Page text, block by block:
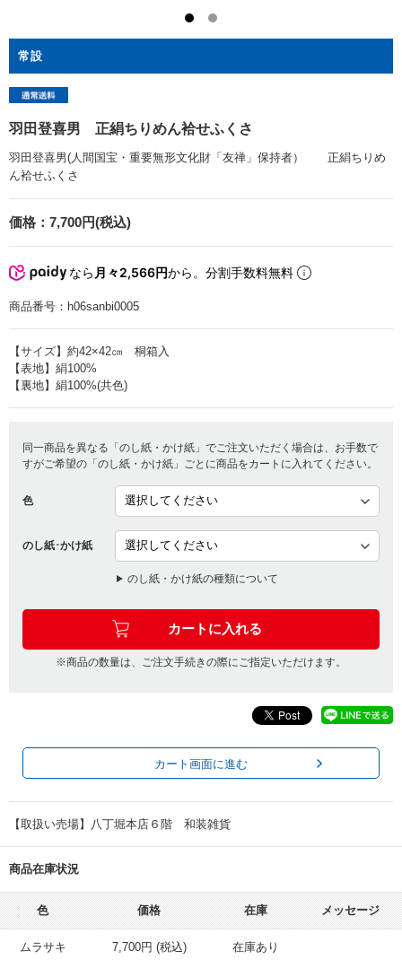
常設
羽田登喜男 正絹ちりめん袷せふくさ
羽田登喜男(人間国宝・重要無形文化財「友禅」保持者） 正絹ちりめ
ん袷せふくさ
価格： 7,700円(税込)
なら 月々2,566円から。分割手数料無料
商品番号： h06sanbi0005
【サイズ】約42×42㎝ 桐箱入
【表地】絹100%
【裏地】絹100%(共色)
同一商品を異なる「のし紙・かけ紙」でご注文いただく場合は、お手数で
すがご希望の「のし紙・かけ紙」ごとに商品をカートに入れてください。
色
のし紙･かけ紙
のし紙・かけ紙の種類について
※商品の数量は、ご注文手続きの際にご指定いただけます。
カート画面に進む
【取扱い売場】八丁堀本店６階 和装雑貨
商品在庫状況
色 価格 在庫 メッセージ
ムラサキ 7,700円 (税込) 在庫あり